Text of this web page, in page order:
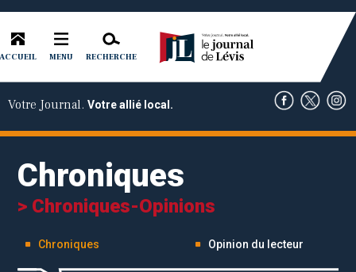
ACCUEIL MENU RECHERCHE
Votre Journal. Votre allié local.
Chroniques
> Chroniques-Opinions
Chroniques Opinion du lecteur